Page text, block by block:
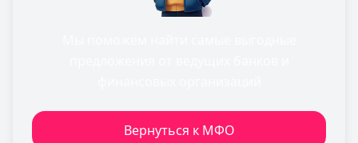
Вернуться к МФО